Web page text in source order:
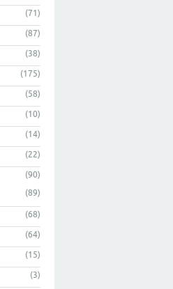
(71)
(87)
(38)
(175)
(58)
(10)
(14)
(22)
(90)
(89)
(68)
(64)
(15)
(3)